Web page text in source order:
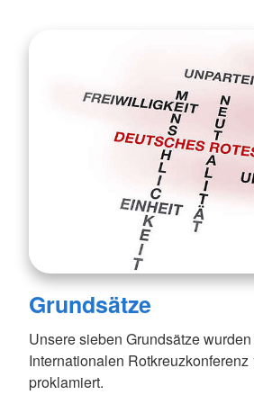
Grundsätze
Unsere sieben Grundsätze
Internationalen Rotkreuzkonferenz
proklamiert.